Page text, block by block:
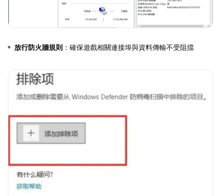
放行防火牆規則 ：確保遊戲相關連接埠與資料傳輸不受阻擋